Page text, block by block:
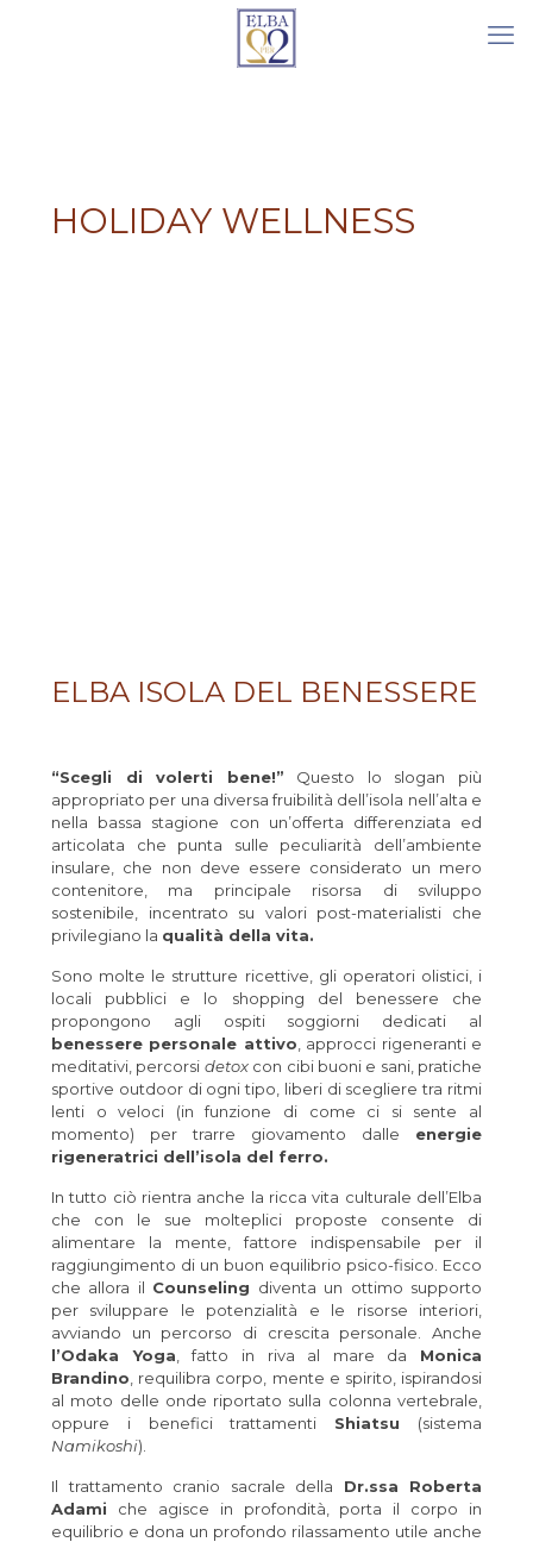
HOLIDAY WELLNESS
ELBA ISOLA DEL BENESSERE
“Scegli di volerti bene!” Questo lo slogan più
appropriato per una diversa fruibilità dell’isola nell’alta e
nella bassa stagione con un’offerta differenziata ed
articolata che punta sulle peculiarità dell’ambiente
insulare, che non deve essere considerato un mero
contenitore, ma principale risorsa di sviluppo
sostenibile, incentrato su valori post-materialisti che
privilegiano la qualità della vita.
Sono molte le strutture ricettive, gli operatori olistici, i
locali pubblici e lo shopping del benessere che
propongono agli ospiti soggiorni dedicati al
benessere personale attivo , approcci rigeneranti e
meditativi, percorsi detoxcon cibi buoni e sani, pratiche
sportive outdoor di ogni tipo, liberi di scegliere tra ritmi
lenti o veloci (in funzione di come ci si sente al
momento) per trarre giovamento dalle energie
rigeneratrici dell’isola del ferro.
In tutto ciò rientra anche la ricca vita culturale dell’Elba
che con le sue molteplici proposte consente di
alimentare la mente, fattore indispensabile per il
raggiungimento di un buon equilibrio psico-fisico. Ecco
che allora il Counseling diventa un ottimo supporto
per sviluppare le potenzialità e le risorse interiori,
avviando un percorso di crescita personale. Anche
l’Odaka Yoga , fatto in riva al mare da Monica
Brandino , requilibra corpo, mente e spirito, ispirandosi
al moto delle onde riportato sulla colonna vertebrale,
oppure i benefici trattamenti Shiatsu (sistema
Namikoshi).
Il trattamento cranio sacrale della Dr.ssa Roberta
Adami che agisce in profondità, porta il corpo in
equilibrio e dona un profondo rilassamento utile anche